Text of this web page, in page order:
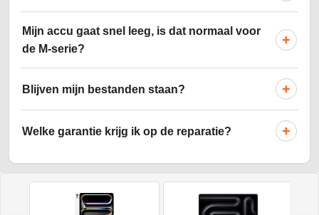
Mijn accu gaat snel leeg, is dat normaal voor
de M-serie?
+
Blijven mijn bestanden staan? +
Welke garantie krijg ik op de reparatie? +